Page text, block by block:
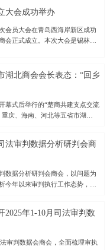
企业、解难题、送政策、促发
务（黑龙江）有限公司、绥化市
实地察看、座谈交流，深入了解
各自赛道上书写着开拓奋进的精
做出新贡献。绥化鼎汇生物科技
浓缩饲料覆盖猪、禽等品类，销
业负责人交流中，他们感到，当
大会成功举办
会员大会在青岛西海岸新区成功
会正式成立。本次大会是锡林郭
商会成立大会的批复》，随后审
会成立筹备工作报告》《第一届
审议通过了总监票人、监票人名
责人及监事会候选人名单。经过
发展有限公司董事长常星原在致
将秉承“服务会员、促进交流、助
地经济文化交流的桥梁，推动在
，为山东与内蒙古的经济社会发
会的成立，不仅为在鲁的锡林郭
湖北商会会长表态：“回乡
幕式后举行的“楚商共建支点交流
庆、海南、河北等五省市湖北商
。对话活动伊始，武汉大学经济
国新民营经济研究中心主任罗知
创新发展服务支点建设》的主旨
在中部崛起战略中，武汉发挥着
支撑湖北发展的关键力量。罗知
二是人工智能的颠覆式科技创
逆向创新的主力军。为做好湖北
的市场环境；建设长江中游创新
法审判数据分析研判会商
数据分析研判会商会，以问题为
今年以来审判执行工作态势，部
况。各基层法院逐一汇报执法办
在的短板和不足，并明确了工作
院领导点评和部署了条线相关工
盯年度目标任务不放松，坚决扛
2025年1-10月司法审判数
审判数据会商会，全面梳理审执